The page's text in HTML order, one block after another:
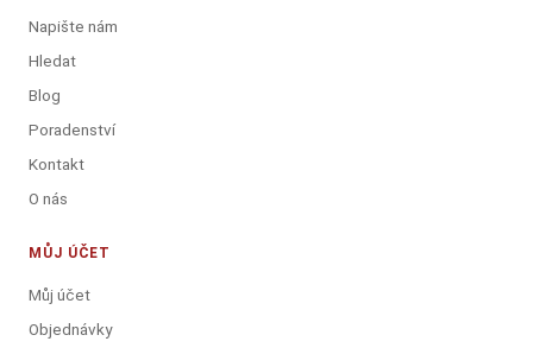
Napište nám
Hledat
Blog
Poradenství
Kontakt
O nás
MŮJ ÚČET
Můj účet
Objednávky